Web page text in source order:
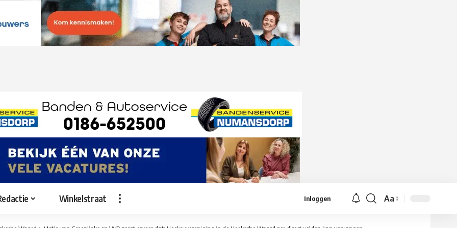
Winkelstraat Inloggen
Lettergrootte
Aa